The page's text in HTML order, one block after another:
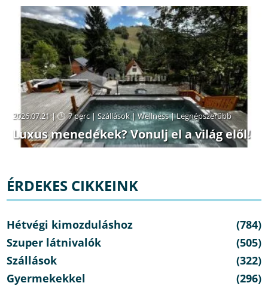
2026.07.21 | 7 perc|Szállások|Wellness|Legnépszerűbb
Luxus menedékek? Vonulj el a világ elől!
ÉRDEKES CIKKEINK
Hétvégi kimozduláshoz
(784)
Szuper látnivalók
(505)
Szállások
(322)
Gyermekekkel
(296)